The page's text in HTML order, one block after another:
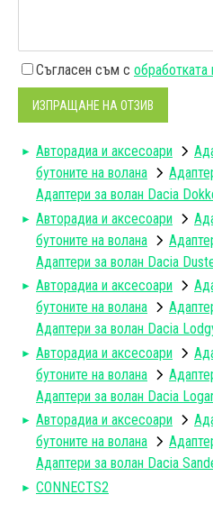
Съгласен съм с обработката
ИЗПРАЩАНЕ НА ОТЗИВ
Авторадиa и аксесоари
бутоните на волана
Адаптери за волан Dacia
Авторадиa и аксесоари
бутоните на волана
Адаптери за волан Dacia
Авторадиa и аксесоари
бутоните на волана
Адаптери за волан Dacia
Авторадиa и аксесоари
бутоните на волана
Адаптери за волан Dacia
Авторадиa и аксесоари
бутоните на волана
Адаптери за волан Dacia
CONNECTS2